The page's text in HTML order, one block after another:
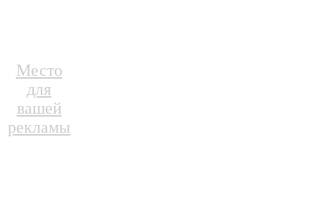
Место
для
вашей
рекламы